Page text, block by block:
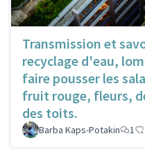
Transmission et
recyclage d'eau,
faire pousser les
fruit rouge, fleurs,
des toits.
Barba Kaps-Potakin 1